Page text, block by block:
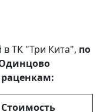
ТК "Три Кита", по
Стоимость